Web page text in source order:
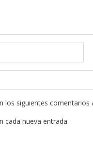
los siguientes comentarios
cada nueva entrada.